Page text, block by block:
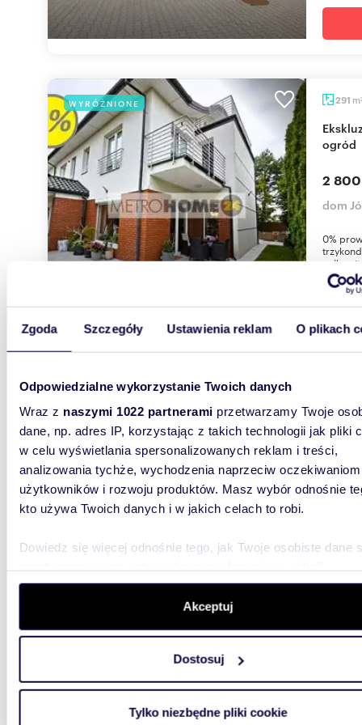
Zgoda Szczegóły Ustawienia reklam O plikach
Odpowiedzialne wykorzystanie Twoich danych
Wraz z naszymi 1022 partnerami przetwarzamy Twoje
dane, np. adres IP, korzystając z takich technologii jak pliki
w celu wyświetlania spersonalizowanych reklam i treści,
analizowania tychże, wychodzenia naprzeciw oczekiwaniom
użytkowników i rozwoju produktów. Masz wybór odnośnie
kto używa Twoich danych i w jakich celach to robi.
Dowiedz się więcej odnośnie tego, jak Twoje osobiste dane
szczegółów. W Deklaracji plików cookie możesz zmienić
wycofać swoją zgodę w dowolnej chwili.
aby oferować funkcje społecznościowe i analizować ruch w
witrynie. Informacje o tym, jak korzystasz z naszej witryny,
analitycznym. Partnerzy mogą połączyć te informacje z
Akceptuj
Dostosuj
Tylko niezbędne pliki cookie
WYRÓŻNIONE 291 m
Ekskluzywny dom 291 m² z garażem - tarasy i
ogród
2
dom
0%
WYRÓŻNIONE
Polecam elegancki 72 m² apartament w inwestycji
1 797
WYRÓŻNIONE 71m